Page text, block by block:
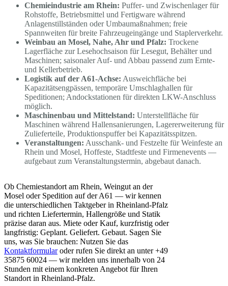
Chemieindustrie am Rhein: Puffer- und Zwischenlager für
Rohstoffe, Betriebsmittel und Fertigware während
Anlagenstillständen oder Umbaumaßnahmen; freie
Spannweiten für breite Fahrzeugeingänge und Staplerverkehr.
Weinbau an Mosel, Nahe, Ahr und Pfalz: Trockene
Lagerfläche zur Lesehochsaison für Lesegut, Behälter und
Maschinen; saisonaler Auf- und Abbau passend zum Ernte-
und Kellerbetrieb.
Logistik auf der A61-Achse: Ausweichfläche bei
Kapazitätsengpässen, temporäre Umschlaghallen für
Speditionen; Andockstationen für direkten LKW-Anschluss
möglich.
Maschinenbau und Mittelstand: Unterstellfläche für
Maschinen während Hallensanierungen, Lagererweiterung für
Zulieferteile, Produktionspuffer bei Kapazitätsspitzen.
Veranstaltungen: Ausschank- und Festzelte für Weinfeste an
Rhein und Mosel, Hoffeste, Stadtfeste und Firmenevents —
aufgebaut zum Veranstaltungstermin, abgebaut danach.
Ob Chemiestandort am Rhein, Weingut an der
Mosel oder Spedition auf der A61 — wir kennen
die unterschiedlichen Taktgeber in Rheinland-Pfalz
und richten Liefertermin, Hallengröße und Statik
präzise daran aus. Miete oder Kauf, kurzfristig oder
langfristig: Geplant. Geliefert. Gebaut. Sagen Sie
uns, was Sie brauchen: Nutzen Sie das
Kontaktformularoder rufen Sie direkt an unter +49
35875 60024 — wir melden uns innerhalb von 24
Stunden mit einem konkreten Angebot für Ihren
Standort in Rheinland-Pfalz.